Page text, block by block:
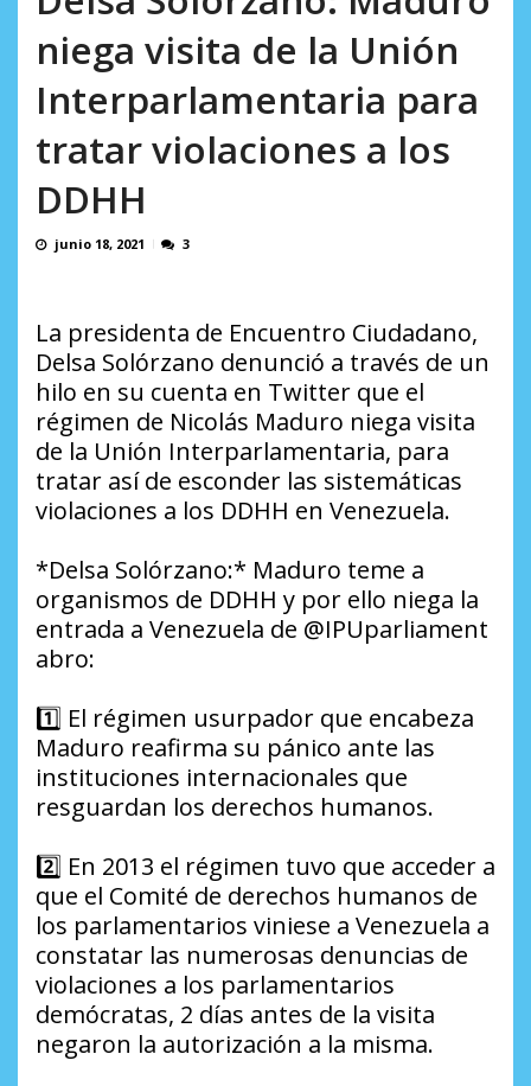
niega visita de la Unión
Interparlamentaria para
tratar violaciones a los
DDHH
junio 18, 2021 3
La presidenta de Encuentro Ciudadano,
Delsa Solórzano denunció a través de un
hilo en su cuenta en Twitter que el
régimen de Nicolás Maduro niega visita
de la Unión Interparlamentaria, para
tratar así de esconder las sistemáticas
violaciones a los DDHH en Venezuela.
*Delsa Solórzano:* Maduro teme a
organismos de DDHH y por ello niega la
entrada a Venezuela de @IPUparliament
abro:
1️⃣ El régimen usurpador que encabeza
Maduro reafirma su pánico ante las
instituciones internacionales que
resguardan los derechos humanos.
2️⃣ En 2013 el régimen tuvo que acceder a
que el Comité de derechos humanos de
los parlamentarios viniese a Venezuela a
constatar las numerosas denuncias de
violaciones a los parlamentarios
demócratas, 2 días antes de la visita
negaron la autorización a la misma.